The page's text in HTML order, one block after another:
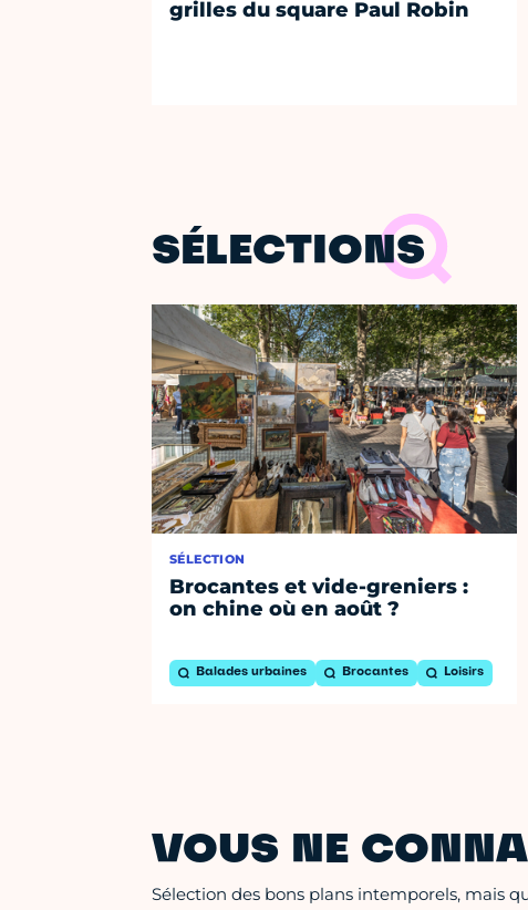
grilles du square Paul Robin
SÉLECTIONS
SÉLECTION
Brocantes et vide-greniers :
on chine où en août ?
Balades urbaines Brocantes Loisirs
VOUS NE
Sélection des bons plans intemporels, mais